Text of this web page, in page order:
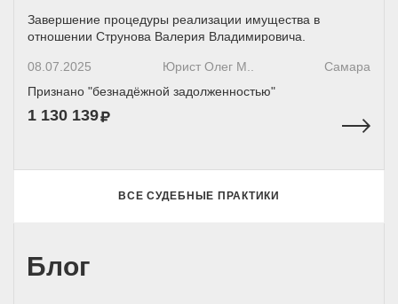
Завершение процедуры реализации имущества в
отношении Струнова Валерия Владимировича.
08.07.2025 Юрист Олег М..
Самара
Признано "безнадёжной задолженностью"
1 130 139
ВСЕ СУДЕБНЫЕ ПРАКТИКИ
Блог